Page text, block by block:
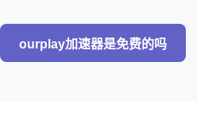
ourplay加速器是免费的吗